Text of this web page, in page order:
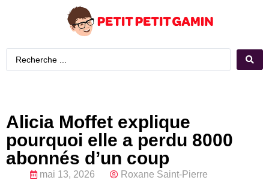
Alicia Moffet explique
pourquoi elle a perdu 8000
abonnés d’un coup
mai 13, 2026
Roxane Saint-Pierre